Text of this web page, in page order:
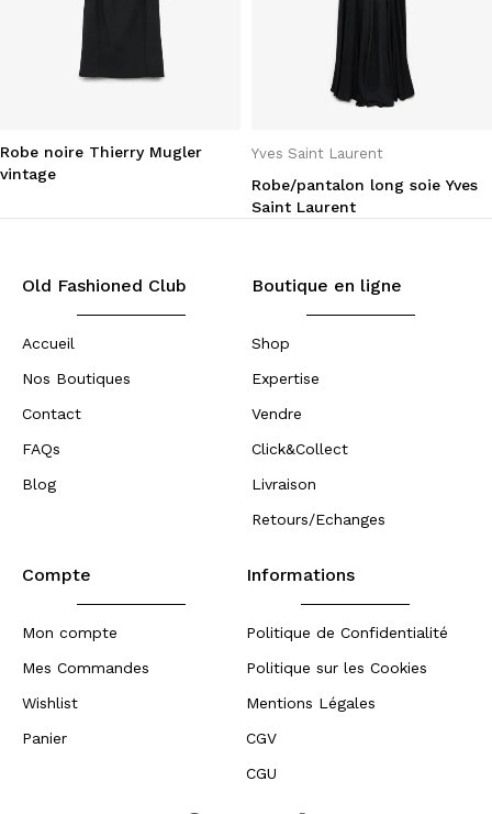
Robe noire Thierry Mugler
vintage
Yves Saint Laurent
Robe/pantalon long soie Yves
Saint Laurent
Old Fashioned Club
Accueil
Nos Boutiques
Contact
FAQs
Blog
Boutique en ligne
Shop
Expertise
Vendre
Click&Collect
Livraison
Retours/Echanges
Compte
Mon compte
Mes Commandes
Wishlist
Panier
Informations
Politique de Confidentialité
Politique sur les Cookies
Mentions Légales
CGV
CGU